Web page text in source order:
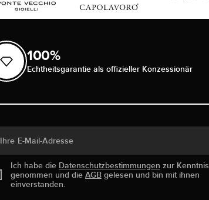
100%
Echtheitsgarantie als offizieller Konzessionär
Ihre E-Mail-Adresse
Ich habe die Datenschutzbestimmungen zur Kenntnis
genommen und die AGBgelesen und bin mit ihnen
einverstanden.